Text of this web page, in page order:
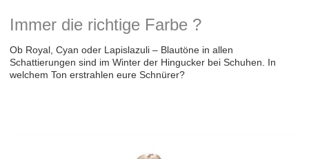
Immer die richtige Farbe ?
Ob Royal, Cyan oder Lapislazuli – Blautöne in allen
Schattierungen sind im Winter der Hingucker bei Schuhen. In
welchem Ton erstrahlen eure Schnürer?